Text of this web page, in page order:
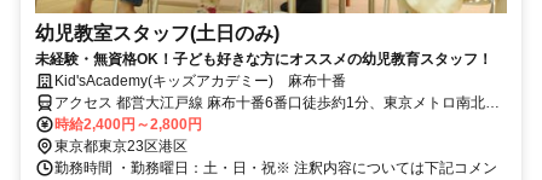
幼児教室スタッフ(土日のみ)
未経験・無資格OK！子ども好きな方にオススメの幼児教育スタッフ！
Kid'sAcademy(キッズアカデミー) 麻布十番
アクセス 都営大江戸線 麻布十番6番口徒歩約1分、東京メトロ南北線
麻布十番6番口徒歩約1分、東京メトロ日比谷線 六本木5番口徒歩約17
分
時給2,400円～2,800円
東京都東京23区港区
勤務時間 ・勤務曜日：土・日・祝※ 注釈内容については下記コメン